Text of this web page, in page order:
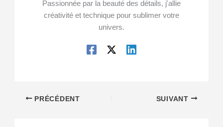
Passionnée par la beauté des détails, j'allie
créativité et technique pour sublimer votre
univers.
PRÉCÉDENT SUIVANT